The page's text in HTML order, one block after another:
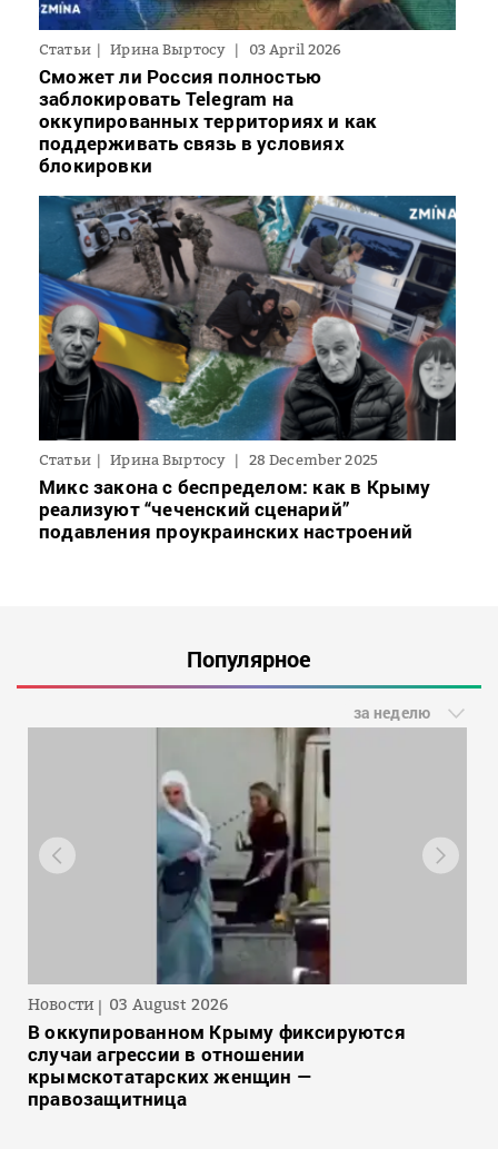
Статьи Ирина Выртосу 03 April 2026
Сможет ли Россия полностью
заблокировать Telegram на
оккупированных территориях и как
поддерживать связь в условиях
блокировки
Статьи Ирина Выртосу 28 December 2025
Микс закона с беспределом: как в Крыму
реализуют “чеченский сценарий”
подавления проукраинских настроений
Популярное
за неделю
Новости 03 August 2026
В оккупированном Крыму фиксируются
случаи агрессии в отношении
крымскотатарских женщин —
правозащитница